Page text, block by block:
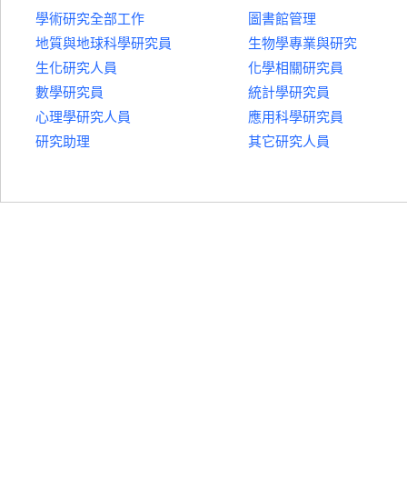
學術研究全部工作
圖書館管理
地質與地球科學研究員
生物學專業與研究
生化研究人員
化學相關研究員
數學研究員
統計學研究員
心理學研究人員
應用科學研究員
研究助理
其它研究人員